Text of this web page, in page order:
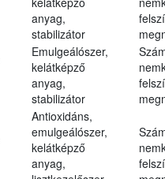
anyag,
stabilizátor
Emulgeálószer,
kelátképző
anyag,
stabilizátor
Antioxidáns,
emulgeálószer,
kelátképző
anyag,